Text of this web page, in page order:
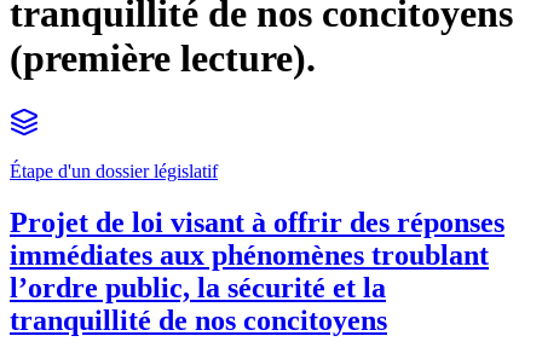
tranquillité de nos concitoyens
(première lecture).
Étape d'un dossier législatif
Projet de loi visant à offrir des réponses
immédiates aux phénomènes troublant
l’ordre public, la sécurité et la
tranquillité de nos concitoyens